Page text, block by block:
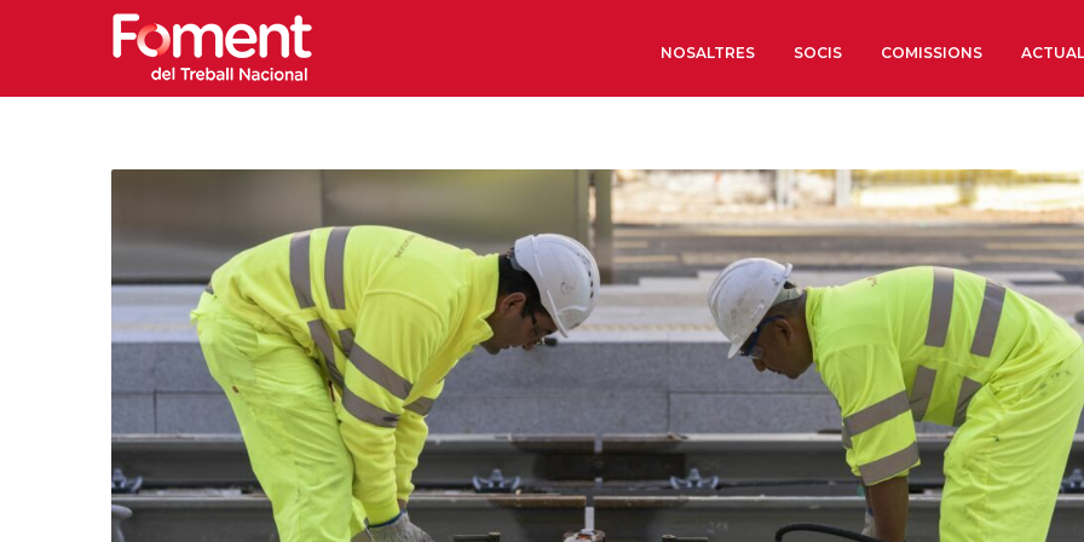
NOSALTRES
Òrgans de Govern
Òrgans Consultius
Estructura Executiva
Institut d’Estudis
Societat Barcelonesa
Econòmics i Socials
Organitzacions
Organitzacions
Coneix més
SOCIS COMISSIONS